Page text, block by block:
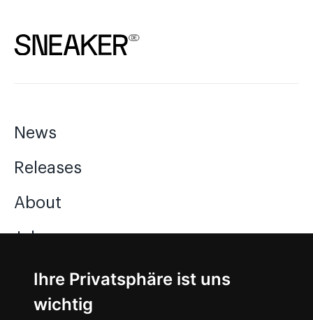
Ihre Privatsphäre ist uns
wichtig
News
Releases
About
Jobs
Instagram